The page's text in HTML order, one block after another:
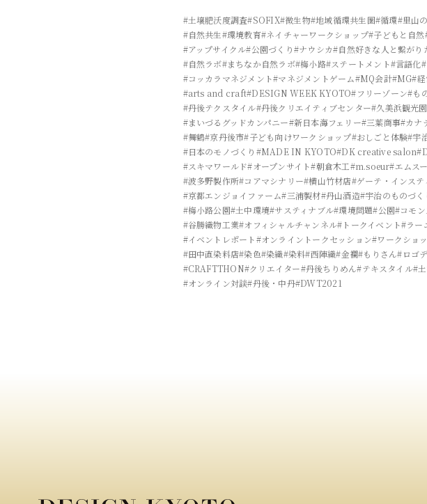
#土壌肥沃度調査#SOFIX#微生物#地域循環共生圏#循環#里山
#自然共生#環境教育#ネイチャーワークショップ#子どもと自然
#アップサイクル#公園づくり#ナウシカ#自然好きな人と繋がり
#自然ラボ#まちなか自然ラボ#梅小路#ステートメント#言語化
#コッカラマネジメント#マネジメントゲーム#MQ会計#MG#
#arts and craft#DESIGN WEEK KYOTO#フリーゾーン#も
#丹後テクスタイル#丹後クリエイティブセンター#久美浜観光園
#まいづるグッドカンパニー#新日本海フェリー#三葉商事#カナ
#舞鶴#京丹後市#子ども向けワークショップ#おしごと体験#宇
#日本のモノづくり #MADE IN KYOTO#DK creative salon
#スキマワールド#オープンサイト#朝倉木工#m.soeur#エムス
#波多野製作所#コアマシナリー#横山竹材店#ゲーテ・インステ
#京都エンジョイファーム#三浦製材#丹山酒造#宇治のものづく
#梅小路公園#土中環境#サスティナブル#環境問題#公園#コモ
#谷勝織物工業#オフィシャルチャンネル#トークイベント#ラー
#イベントレポート#オンライントークセッション#ワークショ
#田中直染料店#染色#染織#染料#西陣織#金襴#もりさん#ロゴ
#CRAFTTHON#クリエイター#丹後ちりめん#テキスタイル#
#オンライン対談#丹後・中丹#DWT2021